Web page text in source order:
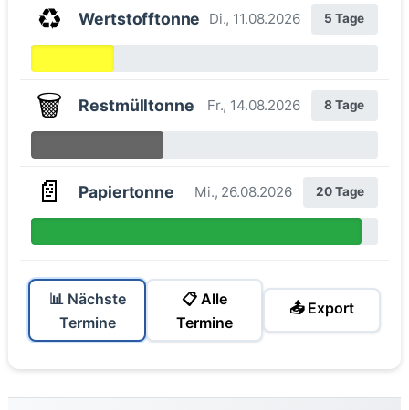
♻️ Wertstofftonne Di., 11.08.2026 5 Tage
🗑️ Restmülltonne Fr., 14.08.2026 8 Tage
📄 Papiertonne Mi., 26.08.2026 20 Tage
📊 Nächste
Termine
📋 Alle
Termine
📤 Export